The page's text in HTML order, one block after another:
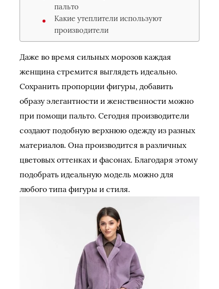
пальто
Какие утеплители используют
производители
Даже во время сильных морозов каждая
женщина стремится выглядеть идеально.
Сохранить пропорции фигуры, добавить
образу элегантности и женственности можно
при помощи пальто. Сегодня производители
создают подобную верхнюю одежду из разных
материалов. Она производится в различных
цветовых оттенках и фасонах. Благодаря этому
подобрать идеальную модель можно для
любого типа фигуры и стиля.